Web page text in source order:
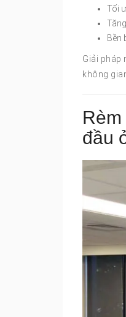
Tối
Bền
Giải pháp
không
đầu